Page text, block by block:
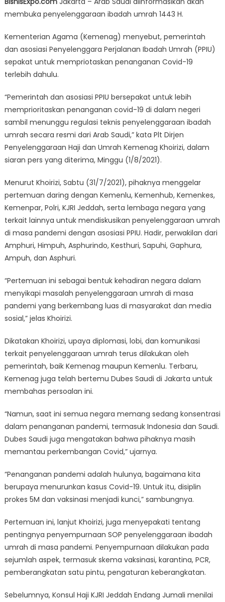
1443H,
Pemerintah
Asosiasi
Sepakat
Prioritaskan
19
membuka penyelenggaraan ibadah umrah 1443 H.
Kementerian Agama (Kemenag) menyebut, pemerintah
dan asosiasi Penyelenggara Perjalanan Ibadah Umrah (PPIU)
sepakat untuk mempriotaskan penanganan Covid-19
terlebih dahulu.
“Pemerintah dan asosiasi PPIU bersepakat untuk lebih
memprioritaskan penanganan covid-19 di dalam negeri
sambil menunggu regulasi teknis penyelenggaraan ibadah
umrah secara resmi dari Arab Saudi,” kata Plt Dirjen
Penyelenggaraan Haji dan Umrah Kemenag Khoirizi, dalam
siaran pers yang diterima, Minggu (1/8/2021).
Menurut Khoirizi, Sabtu (31/7/2021), pihaknya menggelar
pertemuan daring dengan Kemenlu, Kemenhub, Kemenkes,
Kemenpar, Polri, KJRI Jeddah, serta lembaga negara yang
terkait lainnya untuk mendiskusikan penyelenggaraan umrah
di masa pandemi dengan asosiasi PPIU. Hadir, perwakilan dari
Amphuri, Himpuh, Asphurindo, Kesthuri, Sapuhi, Gaphura,
Ampuh, dan Asphuri.
“Pertemuan ini sebagai bentuk kehadiran negara dalam
menyikapi masalah penyelenggaraan umrah di masa
pandemi yang berkembang luas di masyarakat dan media
sosial,” jelas Khoirizi.
Dikatakan Khoirizi, upaya diplomasi, lobi, dan komunikasi
terkait penyelenggaraan umrah terus dilakukan oleh
pemerintah, baik Kemenag maupun Kemenlu. Terbaru,
Kemenag juga telah bertemu Dubes Saudi di Jakarta untuk
membahas persoalan ini.
“Namun, saat ini semua negara memang sedang konsentrasi
dalam penanganan pandemi, termasuk Indonesia dan Saudi.
Dubes Saudi juga mengatakan bahwa pihaknya masih
memantau perkembangan Covid,” ujarnya.
“Penanganan pandemi adalah hulunya, bagaimana kita
berupaya menurunkan kasus Covid-19. Untuk itu, disiplin
prokes 5M dan vaksinasi menjadi kunci,” sambungnya.
Pertemuan ini, lanjut Khoirizi, juga menyepakati tentang
pentingnya penyempurnaan SOP penyelenggaraan ibadah
umrah di masa pandemi. Penyempurnaan dilakukan pada
sejumlah aspek, termasuk skema vaksinasi, karantina, PCR,
pemberangkatan satu pintu, pengaturan keberangkatan.
Sebelumnya, Konsul Haji KJRI Jeddah Endang Jumali menilai